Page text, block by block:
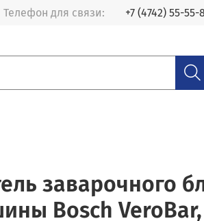
Телефон для связи: +7 (4742) 55-55-
заварочного
Bosch VeroBar,